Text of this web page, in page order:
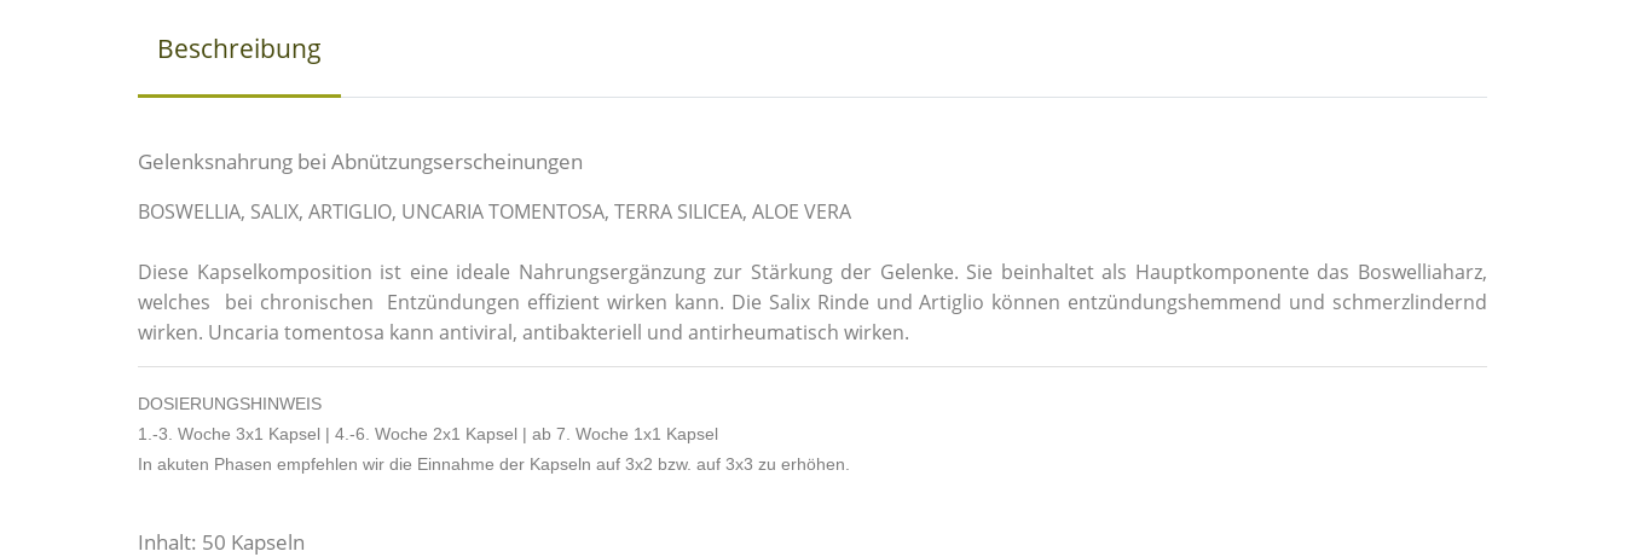
Beschreibung
Gelenksnahrung bei Abnützungserscheinungen
BOSWELLIA, SALIX, ARTIGLIO, UNCARIA TOMENTOSA, TERRA SILICEA, ALOE VERA
Diese Kapselkomposition ist eine ideale Nahrungsergänzung zur Stärkung der Gelenke. Sie beinhaltet als Hauptkomponente das Boswelliaharz,
welches bei chronischen Entzündungen effizient wirken kann. Die Salix Rinde und Artiglio können entzündungshemmend und schmerzlindernd
wirken. Uncaria tomentosa kann antiviral, antibakteriell und antirheumatisch wirken.
DOSIERUNGSHINWEIS
1.-3. Woche 3x1 Kapsel | 4.-6. Woche 2x1 Kapsel | ab 7. Woche 1x1 Kapsel
In akuten Phasen empfehlen wir die Einnahme der Kapseln auf 3x2 bzw. auf 3x3 zu erhöhen.
Inhalt: 50 Kapseln